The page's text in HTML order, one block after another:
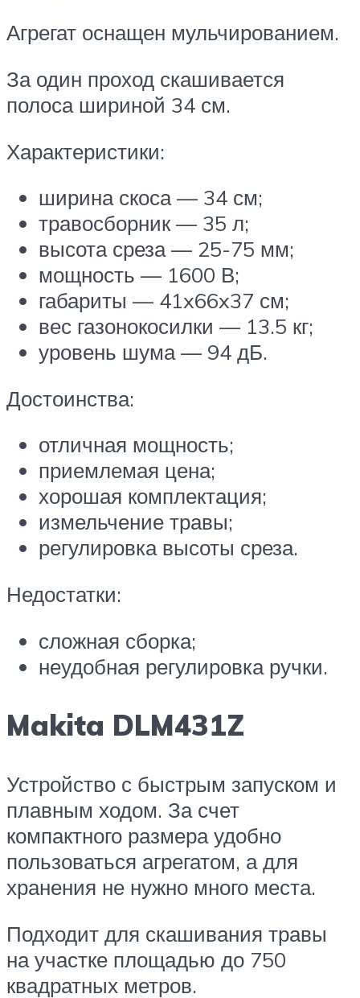
Агрегат оснащен мульчированием.
За один проход скашивается
полоса шириной 34 см.
Характеристики:
ширина скоса — 34 см;
травосборник — 35 л;
высота среза — 25-75 мм;
мощность — 1600 В;
габариты — 41x66x37 см;
вес газонокосилки — 13.5 кг;
уровень шума — 94 дБ.
Достоинства:
отличная мощность;
приемлемая цена;
хорошая комплектация;
измельчение травы;
регулировка высоты среза.
Недостатки:
сложная сборка;
неудобная регулировка ручки.
Makita DLM431Z
Устройство с быстрым запуском и
плавным ходом. За счет
компактного размера удобно
пользоваться агрегатом, а для
хранения не нужно много места.
Подходит для скашивания травы
на участке площадью до 750
квадратных метров.